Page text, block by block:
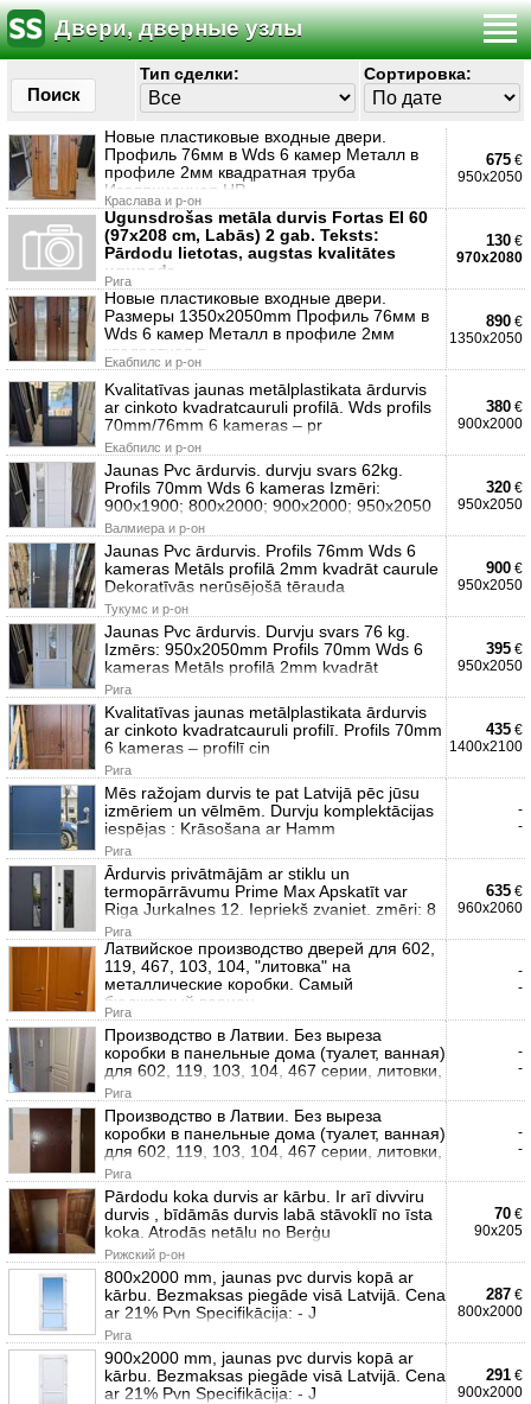
Двери, дверные узлы
Поиск
Тип сделки: Сортировка:
Новые пластиковые входные двери.
Профиль 76мм в Wds 6 камер Металл в
профиле 2мм квадратная труба
Изоляционная HP
Краславa и р-он
675 €
950x2050
Ugunsdrošas metāla durvis Fortas EI 60
(97x208 cm, Labās) 2 gab. Teksts:
Pārdodu lietotas, augstas kvalitātes
ugunsdr
Рига
130 €
970x2080
Новые пластиковые входные двери.
Размеры 1350x2050mm Профиль 76мм в
Wds 6 камер Металл в профиле 2мм
квадратная т
Екабпилс и р-он
890 €
1350x2050
Kvalitatīvas jaunas metālplastikata ārdurvis
ar cinkoto kvadratcauruli profilā. Wds profils
70mm/76mm 6 kameras – pr
Екабпилс и р-он
380 €
900x2000
Jaunas Pvc ārdurvis. durvju svars 62kg.
Profils 70mm Wds 6 kameras Izmēri:
900x1900; 800x2000; 900x2000; 950x2050
Валмиера и р-он
320 €
950x2050
Jaunas Pvc ārdurvis. Profils 76mm Wds 6
kameras Metāls profilā 2mm kvadrāt caurule
Dekoratīvās nerūsējošā tērauda
Тукумс и р-он
900 €
950x2050
Jaunas Pvc ārdurvis. Durvju svars 76 kg.
Izmērs: 950x2050mm Profils 70mm Wds 6
kameras Metāls profilā 2mm kvadrāt
Рига
395 €
950x2050
Kvalitatīvas jaunas metālplastikata ārdurvis
ar cinkoto kvadratcauruli profilī. Profils 70mm
6 kameras – profilī cin
Рига
435 €
1400x2100
Mēs ražojam durvis te pat Latvijā pēc jūsu
izmēriem un vēlmēm. Durvju komplektācijas
iespējas : Krāsošana ar Hamm
Рига
-
-
Ārdurvis privātmājām ar stiklu un
termopārrāvumu Prime Max Apskatīt var
Riga Jurkalnes 12. Iepriekš zvaniet. zmēri: 8
Рига
635 €
960x2060
Латвийское производство дверей для 602,
119, 467, 103, 104, "литовка" на
металлические коробки. Самый
бюджетный вариан
Рига
-
-
Производство в Латвии. Без выреза
коробки в панельные дома (туалет, ванная)
для 602, 119, 103, 104, 467 серии, литовки,
Рига
-
-
Производство в Латвии. Без выреза
коробки в панельные дома (туалет, ванная)
для 602, 119, 103, 104, 467 серии, литовки,
Рига
-
-
Pārdodu koka durvis ar kārbu. Ir arī divviru
durvis , bīdāmās durvis labā stāvoklī no īsta
koka. Atrodās netālu no Berģu
Рижский р-он
70 €
90x205
800x2000 mm, jaunas pvc durvis kopā ar
kārbu. Bezmaksas piegāde visā Latvijā. Cena
ar 21% Pvn Specifikācija: - J
Рига
287 €
800x2000
900x2000 mm, jaunas pvc durvis kopā ar
kārbu. Bezmaksas piegāde visā Latvijā. Cena
ar 21% Pvn Specifikācija: - J
291 €
900x2000